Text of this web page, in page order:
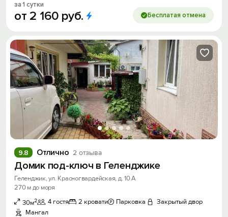
за 1 сутки
от 2 160 руб. Бесплатая отмена
Отлично 2 отзыва
9.8
Домик под-ключ в Геленджике
Геленджик, ул. Красногвардейская, д. 10 А
270 м до моря
30м2 4 гостя 2 кровати Парковка
Закрытый двор
Мангал